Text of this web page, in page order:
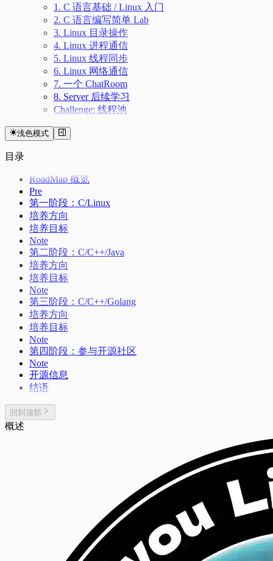
1. C 语言基础 / Linux 入门
2. C 语言编写简单 Lab
3. Linux 目录操作
4. Linux 进程通信
5. Linux 线程同步
6. Linux 网络通信
7. 一个 ChatRoom
8. Server 后续学习
Challenge: 线程池
浅色模式
目录
RoadMap 概览
Pre
第一阶段：C/Linux
培养方向
培养目标
Note
第二阶段：C/C++/Java
培养方向
培养目标
Note
第三阶段：C/C++/Golang
培养方向
培养目标
Note
第四阶段：参与开源社区
Note
开源信息
结语
回到顶部
概述